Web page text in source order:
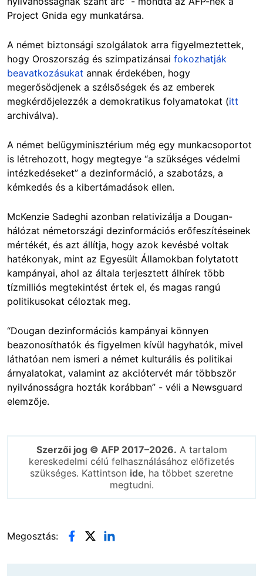
Project Gnida egy munkatársa.
A német biztonsági szolgálatok arra figyelmeztettek,
hogy Oroszország és szimpatizánsai fokozhatják
beavatkozásukat annak érdekében, hogy
megerősödjenek a szélsőségek és az emberek
megkérdőjelezzék a demokratikus folyamatokat (itt
archiválva).
A német belügyminisztérium még egy munkacsoportot
is létrehozott, hogy megtegye “a szükséges védelmi
intézkedéseket” a dezinformáció, a szabotázs, a
kémkedés és a kibertámadások ellen.
McKenzie Sadeghi azonban relativizálja a Dougan-
hálózat németországi dezinformációs erőfeszítéseinek
mértékét, és azt állítja, hogy azok kevésbé voltak
hatékonyak, mint az Egyesült Államokban folytatott
kampányai, ahol az általa terjesztett álhírek több
tízmilliós megtekintést értek el, és magas rangú
politikusokat céloztak meg.
“Dougan dezinformációs kampányai könnyen
beazonosíthatók és figyelmen kívül hagyhatók, mivel
láthatóan nem ismeri a német kulturális és politikai
árnyalatokat, valamint az akciótervét már többször
nyilvánosságra hozták korábban” - véli a Newsguard
elemzője.
Szerzői jog © AFP 2017–2026. A tartalom
kereskedelmi célú felhasználásához előfizetés
szükséges. Kattintson ide, ha többet szeretne
megtudni.
Megosztás: